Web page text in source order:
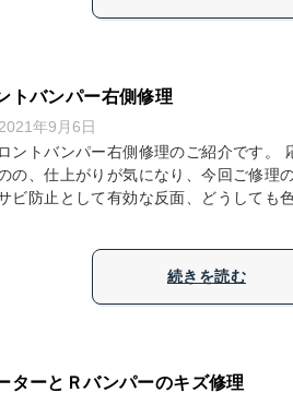
トバンパー右側修理
2021年9月6日
ントバンパー右側修理のご紹介です。
の、仕上がりが気になり、今回ご修理
ビ防止として有効な反面、どうしても
続きを読む
ターとＲバンパーのキズ修理